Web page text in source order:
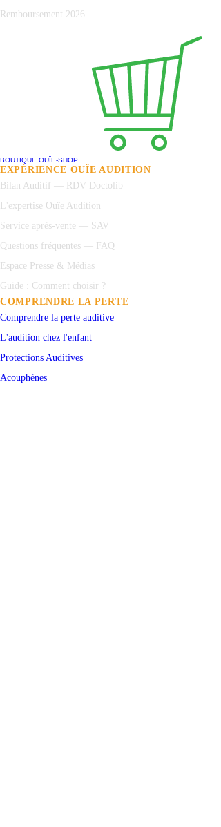
Remboursement 2026
BOUTIQUE OUÏE-SHOP
EXPÉRIENCE OUÏE AUDITION
Bilan Auditif — RDV Doctolib
L'expertise Ouïe Audition
Service après-vente — SAV
Questions fréquentes — FAQ
Espace Presse & Médias
Guide : Comment choisir ?
COMPRENDRE LA PERTE
Comprendre la perte auditive
L'audition chez l'enfant
Protections Auditives
Acouphènes